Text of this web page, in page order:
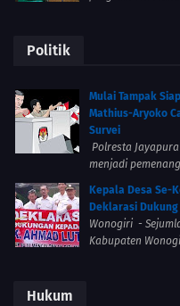
Politik
Mulai Tampak
Mathius-Aryoko
Survei
Polresta
menjadi
Kepala Desa Se-
Deklarasi
Wonogiri -
Kabupaten
Hukum